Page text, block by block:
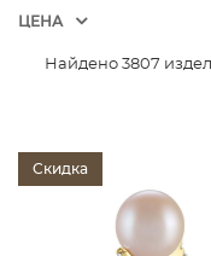
ЦЕНА
Найдено 3807
Скидка